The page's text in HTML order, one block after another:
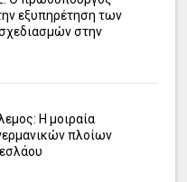
εξυπηρέτηση των
στην
Η μοιραία
πλοίων